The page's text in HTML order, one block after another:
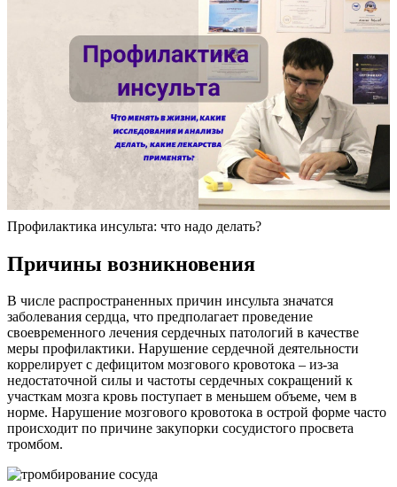
Профилактика инсульта: что надо делать?
Причины возникновения
В числе распространенных причин инсульта значатся
заболевания сердца, что предполагает проведение
своевременного лечения сердечных патологий в качестве
меры профилактики. Нарушение сердечной деятельности
коррелирует с дефицитом мозгового кровотока – из-за
недостаточной силы и частоты сердечных сокращений к
участкам мозга кровь поступает в меньшем объеме, чем в
норме. Нарушение мозгового кровотока в острой форме часто
происходит по причине закупорки сосудистого просвета
тромбом.